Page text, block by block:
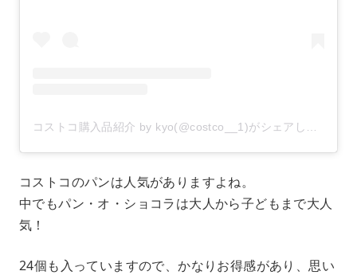
コストコのパンは人気がありますよね。
中でもパン・オ・ショコラは大人から子どもまで大人
気！
24個も入っていますので、かなりお得感があり、思い